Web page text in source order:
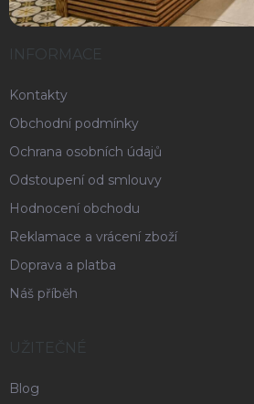
INFORMACE
Kontakty
Obchodní podmínky
Ochrana osobních údajů
Odstoupení od smlouvy
Hodnocení obchodu
Reklamace a vrácení zboží
Doprava a platba
Náš příběh
UŽITEČNÉ
Blog